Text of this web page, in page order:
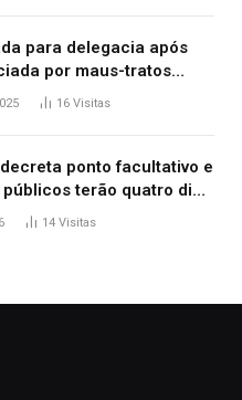
para delegacia após
por maus-tratos
filhos, diz polícia
16 Visitas
ponto facultativo e
terão quatro dias
Semana Santa
14 Visitas